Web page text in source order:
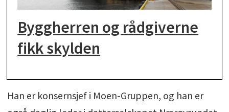
Byggherren og rådgiverne
fikk skylden
Han er konsernsjef i Moen-Gruppen, og han er